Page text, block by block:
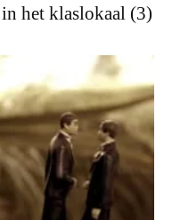
het klaslokaal (3)